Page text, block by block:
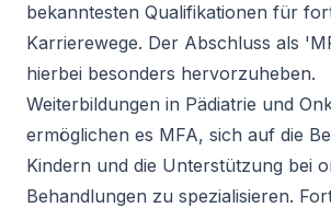
bekanntesten Qualifikationen für
Karrierewege. Der Abschluss als
hierbei besonders hervorzuheben.
Weiterbildungen in Pädiatrie und
ermöglichen es MFA, sich auf die
Kindern und die Unterstützung bei
Behandlungen zu spezialisieren.